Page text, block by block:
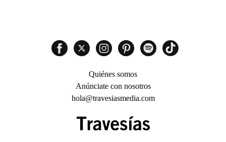
Quiénes somos
Anúnciate con nosotros
hola@travesiasmedia.com